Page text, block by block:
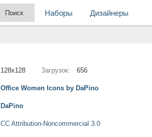
Наборы Дизайнеры
128x128 Загрузок: 656
Office Women Icons by DaPino
DaPino
CC Attribution-Noncommercial 3.0